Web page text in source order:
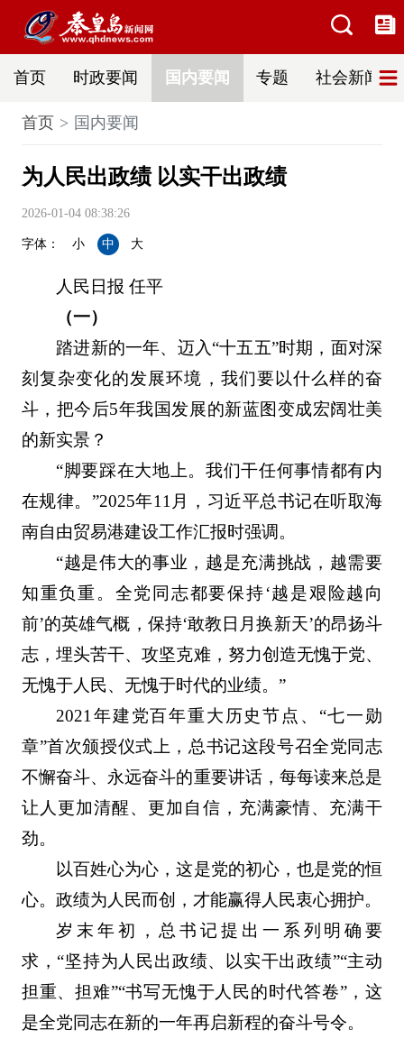
首页 时政要闻 国内要闻 专题 社会新闻
首页 国内要闻
为人民出政绩 以实干出政绩
2026-01-04 08:38:26
字体： 小 中 大
人民日报 任平
（一）
踏进新的一年、迈入“十五五”时期，面对深
刻复杂变化的发展环境，我们要以什么样的奋
斗，把今后5年我国发展的新蓝图变成宏阔壮美
的新实景？
“脚要踩在大地上。我们干任何事情都有内
在规律。”2025年11月，习近平总书记在听取海
南自由贸易港建设工作汇报时强调。
“越是伟大的事业，越是充满挑战，越需要
知重负重。全党同志都要保持‘越是艰险越向
前’的英雄气概，保持‘敢教日月换新天’的昂扬斗
志，埋头苦干、攻坚克难，努力创造无愧于党、
无愧于人民、无愧于时代的业绩。”
2021年建党百年重大历史节点、“七一勋
章”首次颁授仪式上，总书记这段号召全党同志
不懈奋斗、永远奋斗的重要讲话，每每读来总是
让人更加清醒、更加自信，充满豪情、充满干
劲。
以百姓心为心，这是党的初心，也是党的恒
心。政绩为人民而创，才能赢得人民衷心拥护。
岁末年初，总书记提出一系列明确要
求，“坚持为人民出政绩、以实干出政绩”“主动
担重、担难”“书写无愧于人民的时代答卷”，这
是全党同志在新的一年再启新程的奋斗号令。